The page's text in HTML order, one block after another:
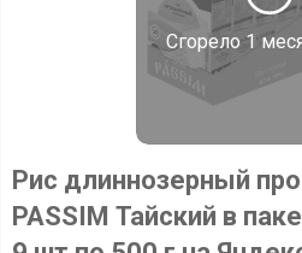
Сгорело 1
Рис длиннозерный
PASSIM Тайский в